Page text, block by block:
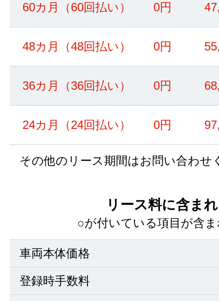
60カ月（60回払い） 0円
48カ月（48回払い） 0円
36カ月（36回払い） 0円
24カ月（24回払い） 0円
その他のリース期間はお問い合わせ
リース料に含ま
○が付いている項目が含
車両本体価格
登録時手数料